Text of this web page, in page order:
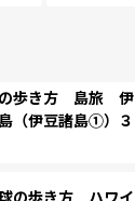
歩き方 島旅 伊
（伊豆諸島①）３
の歩き方 ハワイ